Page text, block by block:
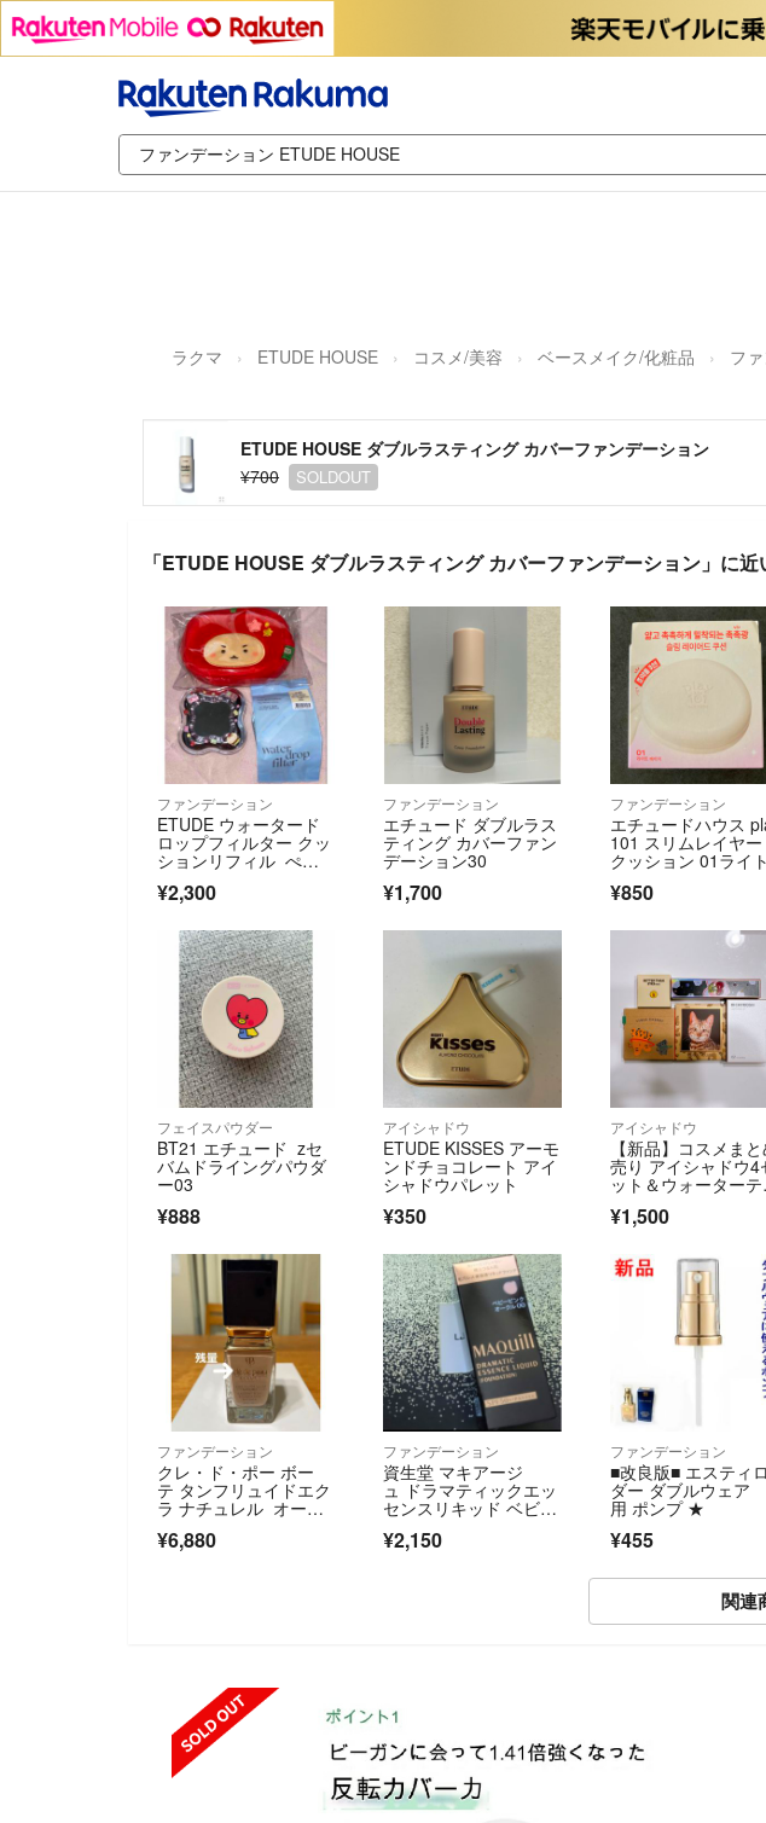
ラクマ ETUDE HOUSE コスメ/美容 ベースメイク/化粧品 フ
ETUDE HOUSE ダブルラスティング カバーファンデーション
¥700
SOLDOUT
「ETUDE HOUSE ダブルラスティング カバーファンデーション」に近
ファンデーション
ETUDE ウォータード
ロップフィルター クッ
ションリフィル ぺち
ゃんこくま
¥2,300
ファンデーション
エチュード ダブルラス
ティング カバーファン
デーション30
¥1,700
ファンデーション
エチュードハウス
101 スリムレイヤー
クッション 01ライ
ージュ
¥850
フェイスパウダー
BT21 エチュード zセ
バムドライングパウダ
ー03
¥888
アイシャドウ
ETUDE KISSES アーモ
ンドチョコレート アイ
シャドウパレット
¥350
アイシャドウ
【新品】コスメま
売り アイシャドウ4
ット＆ウォーターテ
¥1,500
ファンデーション
クレ・ド・ポー ボー
テ タンフリュイドエク
ラ ナチュレル オーク
¥6,880
ファンデーション
資生堂 マキアージ
ュ ドラマティックエッ
センスリキッド ベビー
l)
¥2,150
ファンデーション
■改良版■ エスティ
ダー ダブルウェア
用 ポンプ ★
¥455
関連